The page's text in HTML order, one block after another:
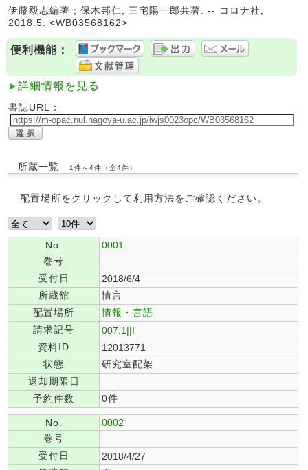
伊藤毅志編著 ; 保木邦仁, 三宅陽一郎共著. -- コロナ社,
2018.5. <WB03568162>
便利機能：
詳細情報を見る
書誌URL：
所蔵一覧 1件～4件（全4件）
配置場所をクリックして利用方法をご確認ください。
No.
0001
巻号
受付日
2018/6/4
所蔵館
情言
配置場所
情報・言語
請求記号
007.1||I
資料ID
12013771
状態
研究室配架
返却期限日
予約件数
0件
No.
0002
巻号
受付日
2018/4/27